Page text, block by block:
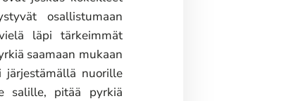
osallistumaan
läpi tärkeimmät
saamaan mukaan
järjestämällä nuorille
salille, pitää pyrkiä